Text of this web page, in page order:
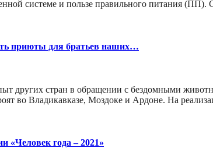
системе и пользе правильного питания
приюты для братьев наших…
других стран в обращении с бездомными
во Владикавказе, Моздоке и Ардоне. На
«Человек года – 2021»